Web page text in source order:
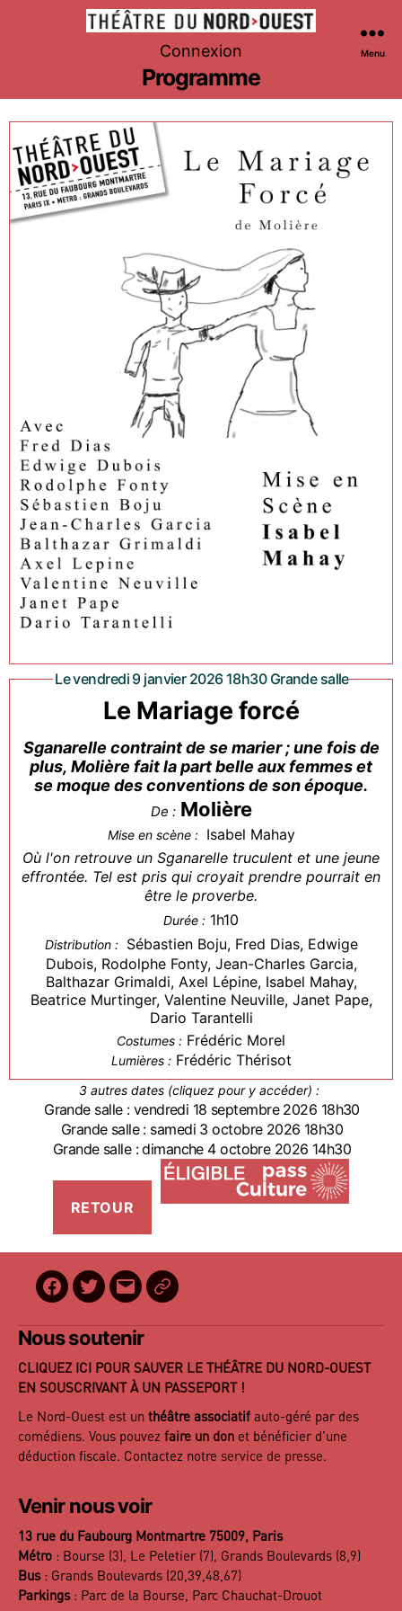
Théâtre
du
Nord-
Ouest
Connexion Menu
Programme
Le vendredi 9 janvier 2026 18h30 Grande salle
Le Mariage forcé
Sganarelle contraint de se marier ; une fois de
plus, Molière fait la part belle aux femmes et
se moque des conventions de son époque.
De : Molière
Mise en scène : Isabel Mahay
Où l'on retrouve un Sganarelle truculent et une jeune
effrontée. Tel est pris qui croyait prendre pourrait en
être le proverbe.
Durée : 1h10
Distribution : Sébastien Boju, Fred Dias, Edwige
Dubois, Rodolphe Fonty, Jean-Charles Garcia,
Balthazar Grimaldi, Axel Lépine, Isabel Mahay,
Beatrice Murtinger, Valentine Neuville, Janet Pape,
Dario Tarantelli
Costumes : Frédéric Morel
Lumières : Frédéric Thérisot
3 autres dates (cliquez pour y accéder) :
Grande salle : vendredi 18 septembre 2026 18h30
Grande salle : samedi 3 octobre 2026 18h30
Grande salle : dimanche 4 octobre 2026 14h30
Facebook
Twitter
E-
mail
BilletReduc
Nous soutenir
CLIQUEZ ICI POUR SAUVER LE THÉÂTRE DU NORD-OUEST
EN SOUSCRIVANT À UN PASSEPORT !
Le Nord-Ouest est un théâtre associatif auto-géré par des
comédiens. Vous pouvez faire un don et bénéficier d’une
déduction fiscale. Contactez notre service de presse.
Venir nous voir
13 rue du Faubourg Montmartre 75009, Paris
Métro : Bourse (3), Le Peletier (7), Grands Boulevards (8,9)
Bus: Grands Boulevards (20,39,48,67)
Parkings: Parc de la Bourse, Parc Chauchat-Drouot